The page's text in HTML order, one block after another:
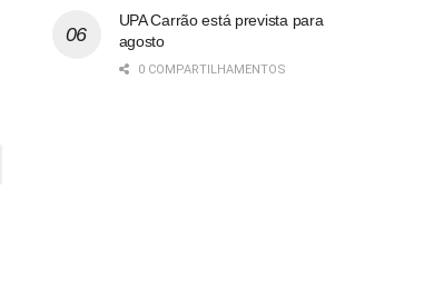
UPA Carrão está prevista para
agosto
0 COMPARTILHAMENTOS